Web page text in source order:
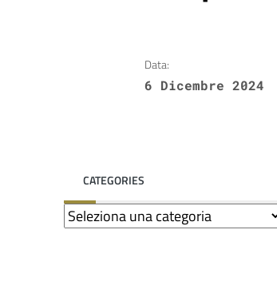
Data:
6 Dicembre 2024
CATEGORIES
Categories